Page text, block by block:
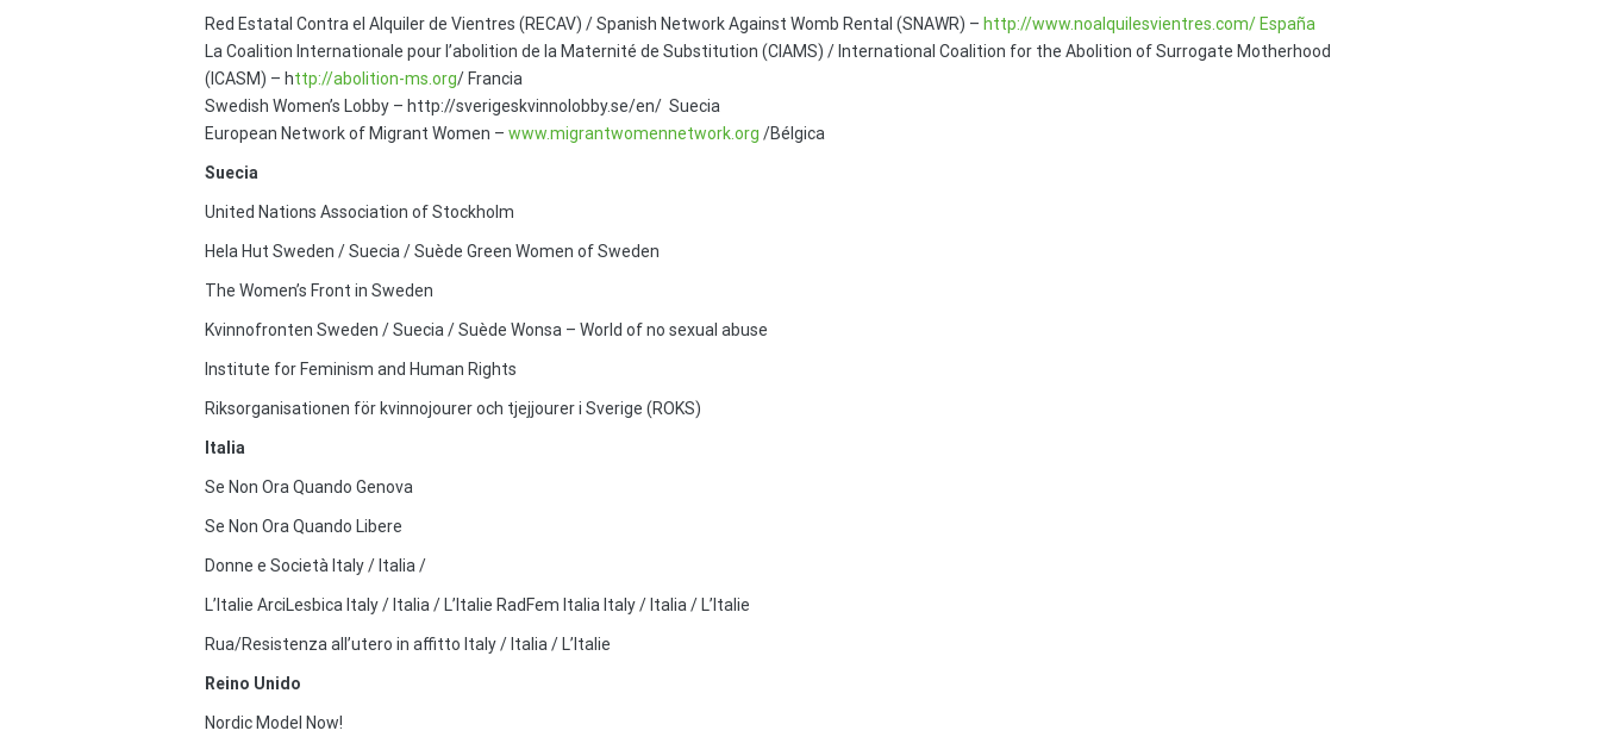
Red Estatal Contra el Alquiler de Vientres (RECAV) / Spanish Network Against Womb Rental (SNAWR) – http://www.noalquilesvientres.com/ España
La Coalition Internationale pour l’abolition de la Maternité de Substitution (CIAMS) / International Coalition for the Abolition of Surrogate Motherhood
(ICASM) – http://abolition-ms.org/ Francia
Swedish Women’s Lobby – http://sverigeskvinnolobby.se/en/ Suecia
European Network of Migrant Women – www.migrantwomennetwork.org /Bélgica
Suecia
United Nations Association of Stockholm
Hela Hut Sweden / Suecia / Suède Green Women of Sweden
The Women’s Front in Sweden
Kvinnofronten Sweden / Suecia / Suède Wonsa – World of no sexual abuse
Institute for Feminism and Human Rights
Riksorganisationen för kvinnojourer och tjejjourer i Sverige (ROKS)
Italia
Se Non Ora Quando Genova
Se Non Ora Quando Libere
Donne e Società Italy / Italia /
L’Italie ArciLesbica Italy / Italia / L’Italie RadFem Italia Italy / Italia / L’Italie
Rua/Resistenza all’utero in affitto Italy / Italia / L’Italie
Reino Unido
Nordic Model Now!